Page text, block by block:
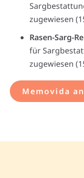
zugewiesen
Rasen-Sarg-
für
zugewiesen
Memovida